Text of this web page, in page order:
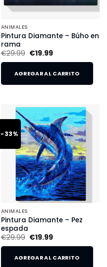
ANIMALES
Pintura Diamante – Búho en
rama
€29.99 €19.99
AGREGAR AL CARRITO
-33%
ANIMALES
Pintura Diamante – Pez
espada
€29.99 €19.99
AGREGAR AL CARRITO